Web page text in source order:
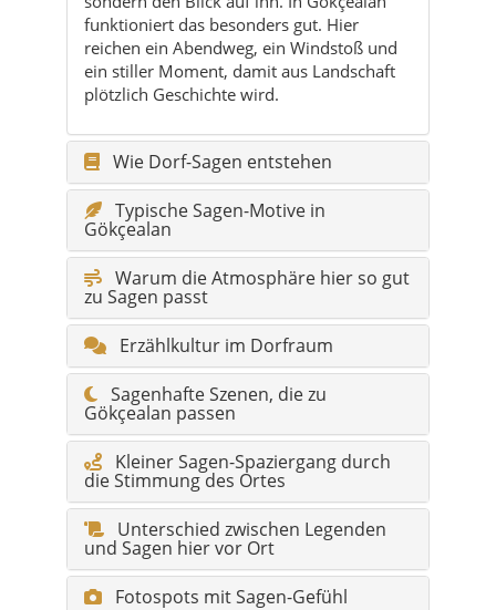
funktioniert das besonders gut. Hier
reichen ein Abendweg, ein Windstoß und
ein stiller Moment, damit aus Landschaft
plötzlich Geschichte wird.
Wie Dorf-Sagen entstehen
Typische Sagen-Motive in
Gökçealan
Warum die Atmosphäre hier so gut
zu Sagen passt
Erzählkultur im Dorfraum
Sagenhafte Szenen, die zu
Gökçealan passen
Kleiner Sagen-Spaziergang durch
die Stimmung des Ortes
Unterschied zwischen Legenden
und Sagen hier vor Ort
Fotospots mit Sagen-Gefühl